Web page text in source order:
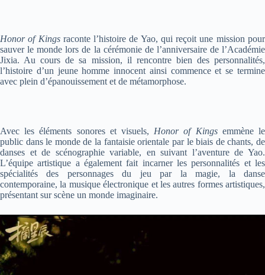
Honor of Kingsraconte l’histoire de Yao, qui reçoit une mission pour
sauver le monde lors de la cérémonie de l’anniversaire de l’Académie
Jixia. Au cours de sa mission, il rencontre bien des personnalités,
l’histoire d’un jeune homme innocent ainsi commence et se termine
avec plein d’épanouissement et de métamorphose.
Avec les éléments sonores et visuels, Honor of Kingsemmène le
public dans le monde de la fantaisie orientale par le biais de chants, de
danses et de scénographie variable, en suivant l’aventure de Yao.
L’équipe artistique a également fait incarner les personnalités et les
spécialités des personnages du jeu par la magie, la danse
contemporaine, la musique électronique et les autres formes artistiques,
présentant sur scène un monde imaginaire.